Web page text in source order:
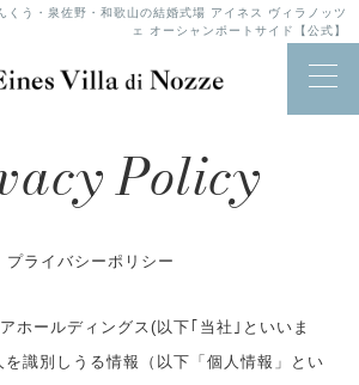
くう・泉佐野・和歌山の結婚式場 アイネス ヴィラノッツ
ェ オーシャンポートサイド【公式】
Policy
プライバシーポリシー
ホールディングス(以下｢当社｣といいま
識別しうる情報（以下「個人情報」とい